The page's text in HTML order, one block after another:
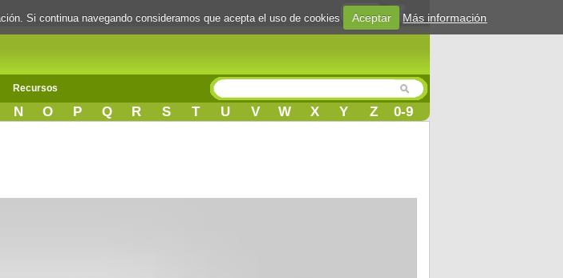
Login
Recursos
N O P Q R S T U V W X Y Z 0-9
Si continua navegando consideramos que acepta el uso de cookies Aceptar Más información